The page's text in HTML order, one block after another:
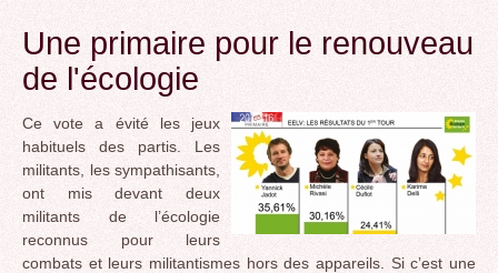
Une primaire pour le renouveau
de l'écologie
Ce vote a évité les jeux
habituels des partis. Les
militants, les sympathisants,
ont mis devant deux
militants de l’écologie
reconnus pour leurs
combats et leurs militantismes hors des appareils. Si c’est une